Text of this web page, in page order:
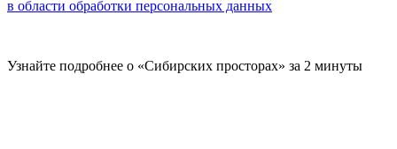
в области обработки персональных данных
Узнайте подробнее о «Сибирских просторах» за 2 минуты